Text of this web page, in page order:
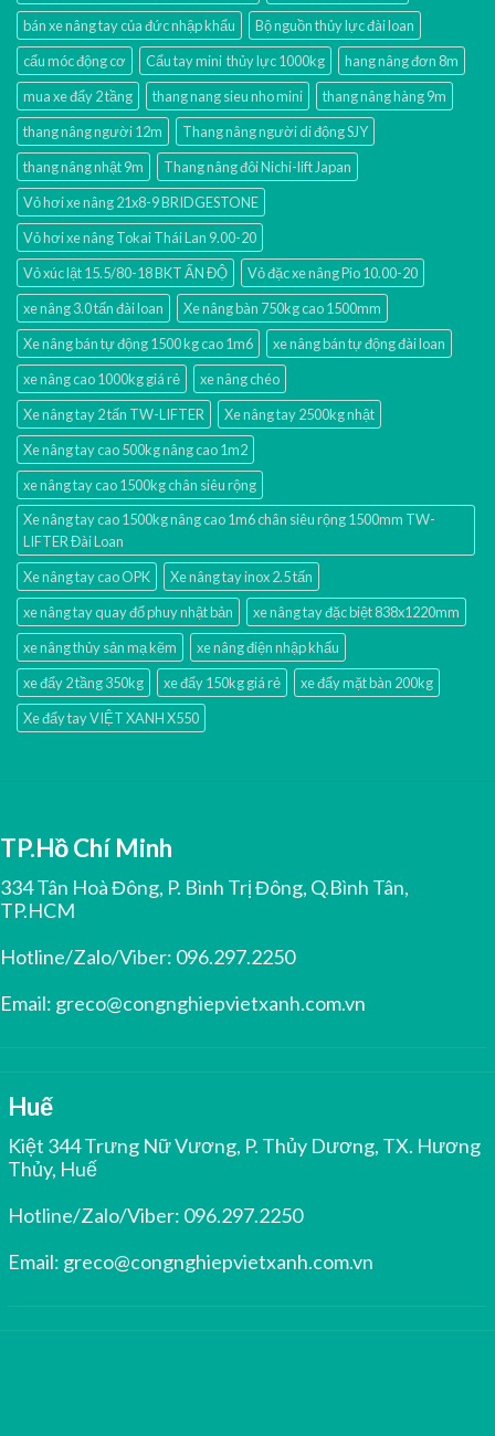
bán xe nâng tay của đức nhập khẩu
Bộ nguồn thủy lực đài loan
cẩu móc động cơ
Cẩu tay mini thủy lực 1000kg
hang nâng đơn 8m
mua xe đẩy 2 tầng
thang nang sieu nho mini
thang nâng hàng 9m
thang nâng người 12m
Thang nâng người di động SJY
thang nâng nhật 9m
Thang nâng đôi Nichi-lift Japan
Vỏ hơi xe nâng 21x8-9 BRIDGESTONE
Vỏ hơi xe nâng Tokai Thái Lan 9.00-20
Vỏ xúc lật 15.5/80-18 BKT ẤN ĐỘ
Vỏ đặc xe nâng Pio 10.00-20
xe nâng 3.0 tấn đài loan
Xe nâng bàn 750kg cao 1500mm
Xe nâng bán tự động 1500 kg cao 1m6
xe nâng bán tự động đài loan
xe nâng cao 1000kg giá rẻ
xe nâng chéo
Xe nâng tay 2 tấn TW-LIFTER
Xe nâng tay 2500kg nhật
Xe nâng tay cao 500kg nâng cao 1m2
xe nâng tay cao 1500kg chân siêu rộng
Xe nâng tay cao 1500kg nâng cao 1m6 chân siêu rộng 1500mm TW-
LIFTER Đài Loan
Xe nâng tay cao OPK
Xe nâng tay inox 2.5 tấn
xe nâng tay quay đổ phuy nhật bản
xe nâng tay đặc biệt 838x1220mm
xe nâng thủy sản mạ kẽm
xe nâng điện nhập khấu
xe đẩy 2 tầng 350kg
xe đẩy 150kg giá rẻ
xe đẩy mặt bàn 200kg
Xe đẩy tay VIỆT XANH X550
TP.Hồ Chí Minh
334 Tân Hoà Đông, P. Bình Trị Đông, Q.Bình Tân,
TP.HCM
Hotline/Zalo/Viber: 096.297.2250
Email: greco@congnghiepvietxanh.com.vn
Huế
Kiệt 344 Trưng Nữ Vương, P. Thủy Dương, TX. Hương
Thủy, Huế
Hotline/Zalo/Viber: 096.297.2250
Email: greco@congnghiepvietxanh.com.vn